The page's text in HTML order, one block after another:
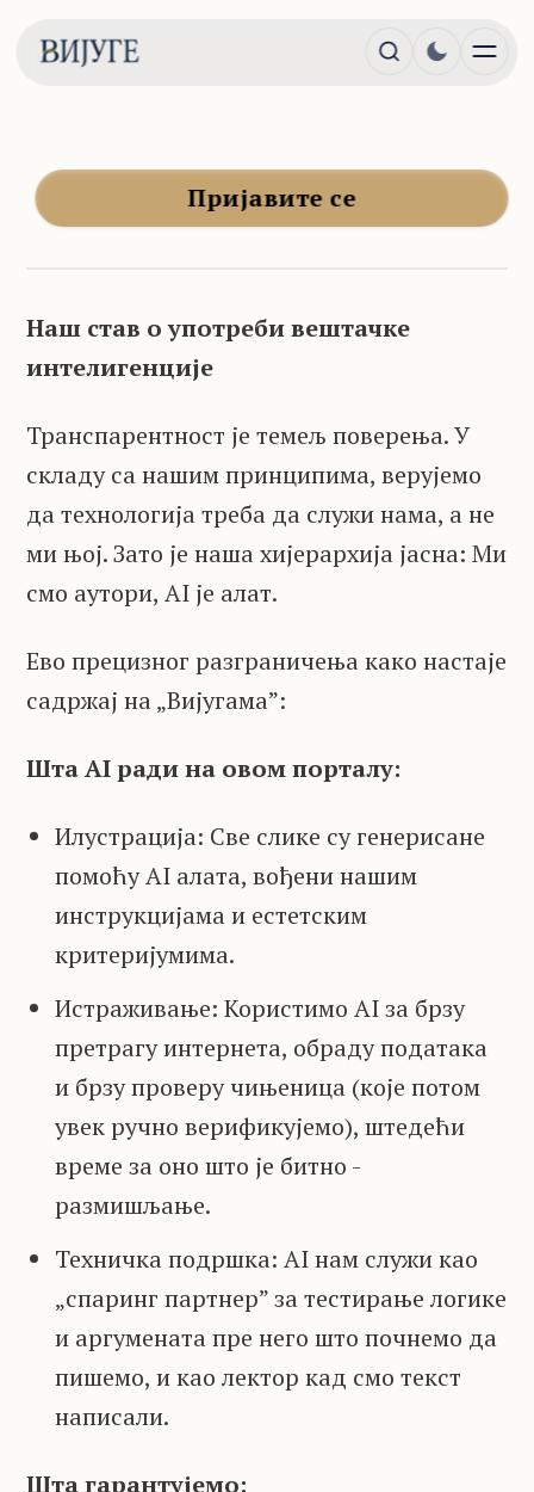
Пријавите се
Ауторски интегритет
Наш став о употреби вештачке
интелигенције
Транспарентност је темељ поверења. У
складу са нашим принципима, верујемо
да технологија треба да служи нама, а не
ми њој. Зато је наша хијерархија јасна: Ми
смо аутори, AI је алат.
Ево прецизног разграничења како настаје
садржај на „Вијугама”:
Шта AI ради на овом порталу:
Илустрација: Све слике су генерисане
помоћу AI алата, вођени нашим
инструкцијама и естетским
критеријумима.
Истраживање: Користимо AI за брзу
претрагу интернета, обраду података
и брзу проверу чињеница (које потом
увек ручно верификујемо), штедећи
време за оно што је битно -
размишљање.
Техничка подршка: AI нам служи као
„спаринг партнер” за тестирање логике
и аргумената пре него што почнемо да
пишемо, и као лектор кад смо текст
написали.
Шта гарантујемо: